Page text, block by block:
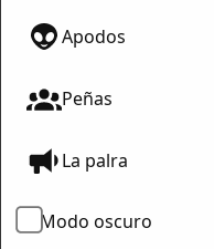
Apodos
Peñas
La palra
Modo oscuro